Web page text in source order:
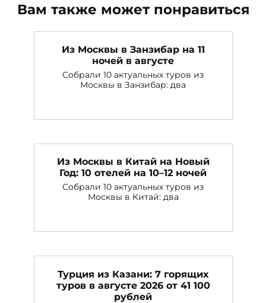
Вам также может понравиться
Из Москвы в Занзибар на 11
ночей в августе
Собрали 10 актуальных туров из
Москвы в Занзибар: два
Из Москвы в Китай на Новый
Год: 10 отелей на 10–12 ночей
Собрали 10 актуальных туров из
Москвы в Китай: два
Турция из Казани: 7 горящих
туров в августе 2026 от 41 100
рублей